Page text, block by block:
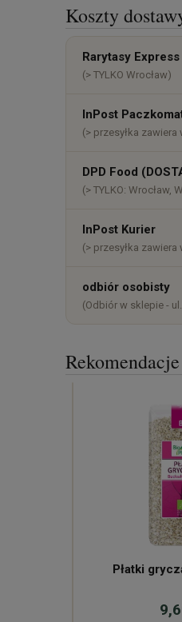
Koszty
Rarytasy
(> TYLKO Wrocław)
InPost
(> przesyłka
DPD Food
(> TYLKO:
InPost Kurier
(> przesyłka
odbiór osobisty
(Odbiór w sklepie -
Płatki